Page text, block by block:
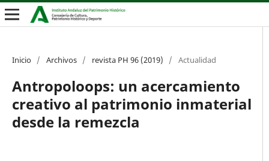
Inicio / Archivos / revista PH 96 (2019) / Actualidad
Antropoloops: un acercamiento
creativo al patrimonio inmaterial
desde la remezcla